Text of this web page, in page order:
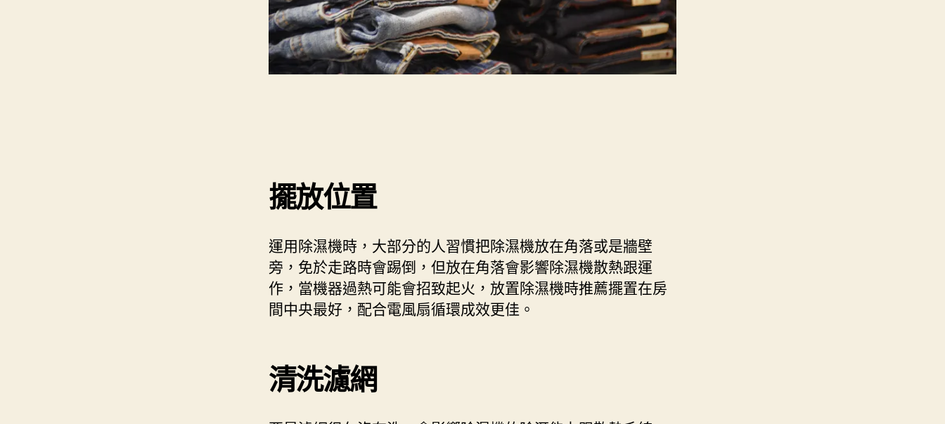
擺放位置
運用除濕機時，大部分的人習慣把除濕機放在角落或是牆壁
旁，免於走路時會踢倒，但放在角落會影響除濕機散熱跟運
作，當機器過熱可能會招致起火，放置除濕機時推薦擺置在房
間中央最好，配合電風扇循環成效更佳。
清洗濾網